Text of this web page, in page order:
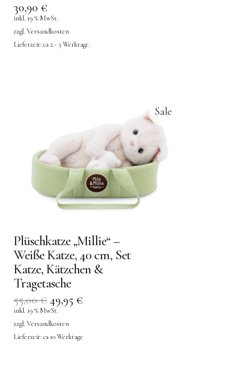
30,90 €
inkl. 19 % MwSt.
zzgl. Versandkosten
Lieferzeit: ca 2 - 3 Werktage.
Sale
Plüschkatze „Millie“ –
Weiße Katze, 40 cm, Set
Katze, Kätzchen &
Tragetasche
55,00€ 49,95 €
inkl. 19 % MwSt.
zzgl. Versandkosten
Lieferzeit: ca 10 Werktage